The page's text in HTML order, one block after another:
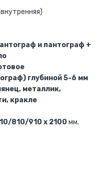
и пантограф +
глубиной 5-6 мм
металлик,
кракле
810/910 х 2100 мм.